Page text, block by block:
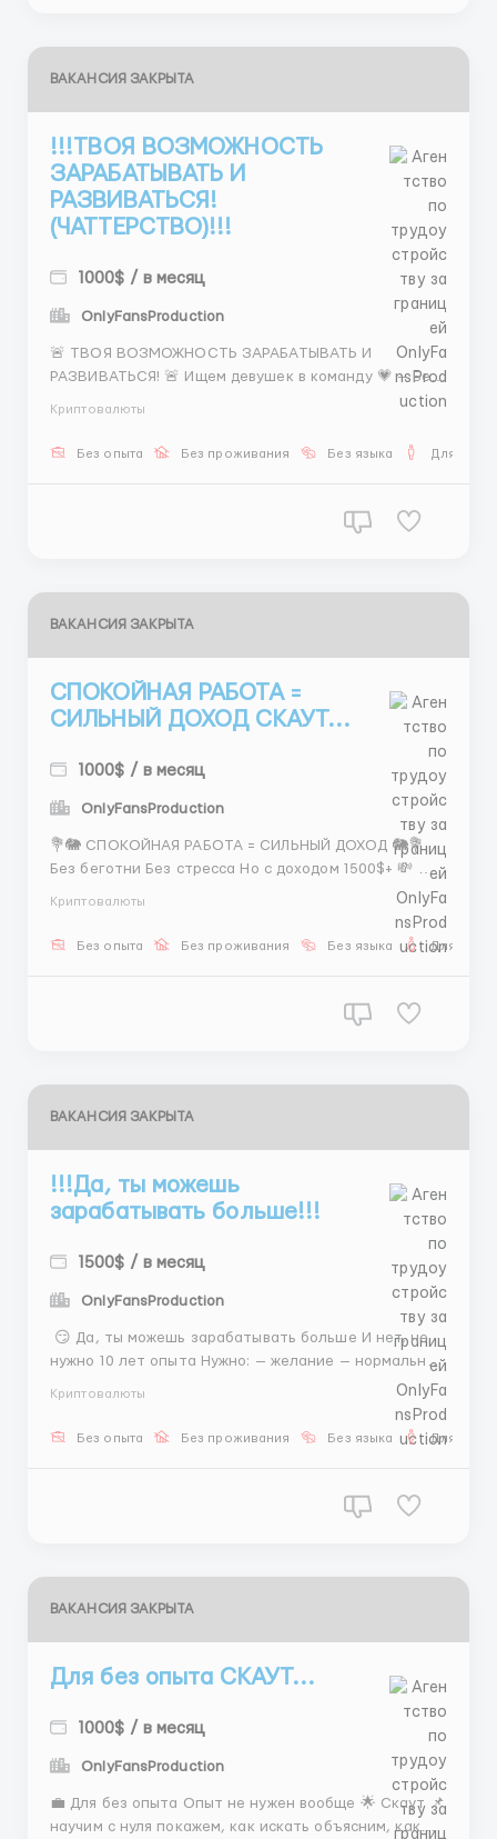
ВАКАНСИЯ ЗАКРЫТА
!!!ТВОЯ ВОЗМОЖНОСТЬ
ЗАРАБАТЫВАТЬ И
РАЗВИВАТЬСЯ!
(ЧАТТЕРСТВО)!!!
1000$ / в месяц
OnlyFansProduction
🚨 ТВОЯ ВОЗМОЖНОСТЬ ЗАРАБАТЫВАТЬ И
РАЗВИВАТЬСЯ! 🚨 Ищем девушек в команду 💗 — Без
...
Криптовалюты
Без опыта Без проживания Без языка Для
ВАКАНСИЯ ЗАКРЫТА
СПОКОЙНАЯ РАБОТА =
СИЛЬНЫЙ ДОХОД СКАУТ...
1000$ / в месяц
OnlyFansProduction
💐🐘 СПОКОЙНАЯ РАБОТА = СИЛЬНЫЙ ДОХОД 🐘💐
Без беготни Без стресса Но с доходом 1500$+ 💸 🌸
Всё по скрипту 🌸 Поддержка 🌸 Понятная система
@Stas_WR10 💐 Работаешь спокойно —
Криптовалюты
Без опыта Без проживания Без языка Для
ВАКАНСИЯ ЗАКРЫТА
!!!Да, ты можешь
зарабатывать больше!!!
1500$ / в месяц
OnlyFansProduction
😏 Да, ты можешь зарабатывать больше И нет, не
нужно 10 лет опыта Нужно: — желание — нормальная
@DarinaAHR ...
Криптовалюты
Без опыта Без проживания Без языка Для
ВАКАНСИЯ ЗАКРЫТА
Для без опыта СКАУТ...
1000$ / в месяц
OnlyFansProduction
💼 Для без опыта Опыт не нужен вообще 🌟 Скаут 📌
научим с нуля покажем, как искать объясним, как